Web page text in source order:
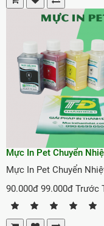
Mực In Pet Chuyển
Mực In Pet Chuyển
90.000đ 99.000đ Trước